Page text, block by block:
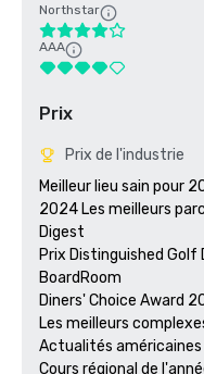
Northstar
AAA
Prix
Prix de l'industrie
Meilleur lieu sain pour
2024 Les meilleurs
Digest
Prix Distinguished
BoardRoom
Diners' Choice Award
Les meilleurs
Actualités
Cours régional de